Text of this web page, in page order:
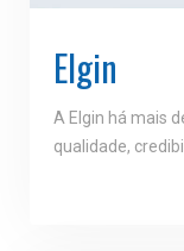
Elgin
A Elgin há mais
qualidade,